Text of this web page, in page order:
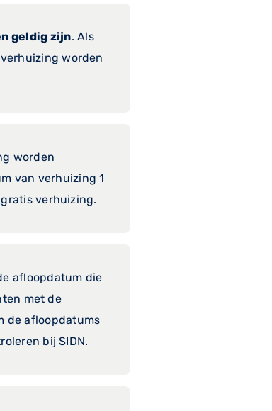
geldig zijn. Als
worden
worden
van verhuizing 1
verhuizing.
afloopdatum die
met de
de afloopdatums
bij SIDN.